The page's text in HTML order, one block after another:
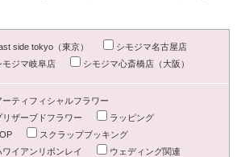
side tokyo（東京）
シモジマ名古屋店
モジマ岐阜店
シモジマ心斎橋店（大阪）
ーティフィシャルフラワー
リザーブドフラワー
ラッピング
スクラップブッキング
ワイアンリボンレイ
ウェディング関連